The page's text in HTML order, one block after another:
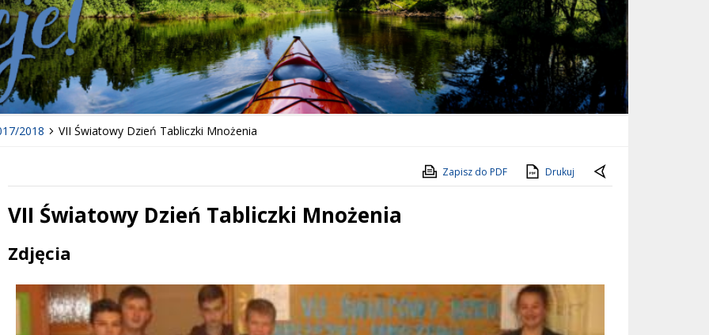
2018 VII Światowy Dzień Tabliczki Mnożenia
Zapisz do PDF Drukuj
VII Światowy Dzień Tabliczki Mnożenia
Treść
Zdjęcia